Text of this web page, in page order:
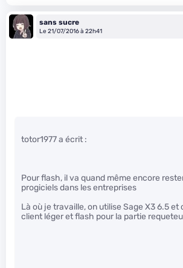
sans sucre
Le 21/07/2016 à 22h41
totor1977 a écrit :
Pour flash, il va quand même encore
progiciels dans les entreprises
Là où je travaille, on utilise Sage X3 6.5 et
client léger et flash pour la partie